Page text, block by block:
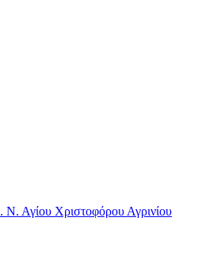
Ν. Αγίου Χριστοφόρου Αγρινίου